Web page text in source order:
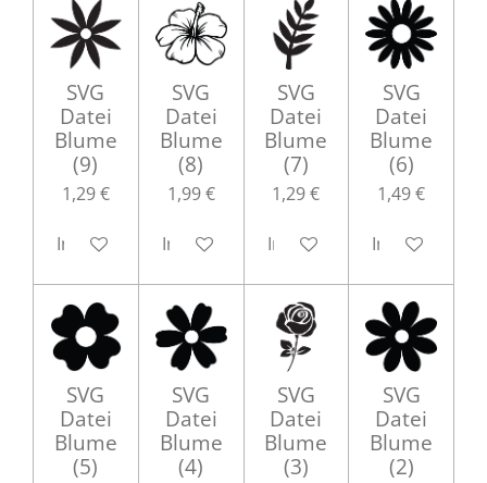
SVG
Datei
Blume
(9)
1,29 €
In den Warenkorb
SVG
Datei
Blume
(8)
1,99 €
In den Warenkorb
SVG
Datei
Blume
(7)
1,29 €
In den Warenkorb
SVG
Datei
Blume
(6)
1,49 €
In den
SVG
Datei
Blume
(5)
SVG
Datei
Blume
(4)
SVG
Datei
Blume
(3)
SVG
Datei
Blume
(2)